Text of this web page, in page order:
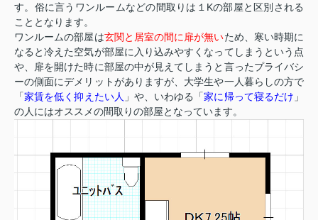
す。俗に言うワンルームなどの間取りは１Kの部屋と区別される
こととなります。
ワンルームの部屋は玄関と居室の間に扉が無いため、寒い時期に
なると冷えた空気が部屋に入り込みやすくなってしまうという点
や、扉を開けた時に部屋の中が見えてしまうと言ったプライバシ
ーの側面にデメリットがありますが、大学生や一人暮らしの方で
「家賃を低く抑えたい人 」や、いわゆる「家に帰って寝るだけ 」
の人にはオススメの間取りの部屋となっています。